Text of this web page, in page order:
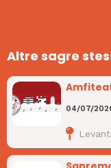
Altre sagre
04/07/